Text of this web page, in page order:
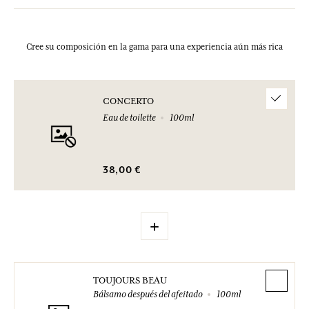
Cree su composición en la gama para una experiencia aún más rica
CONCERTO
Eau de toilette
100ml
38,00 €
+
TOUJOURS BEAU
Bálsamo después del afeitado
100ml